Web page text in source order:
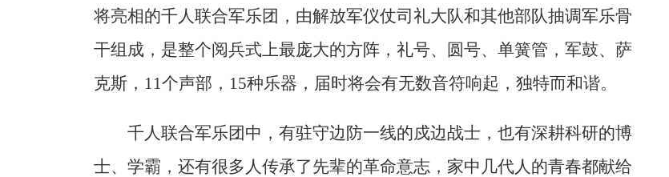
将亮相的千人联合军乐团，由解放军仪仗司礼大队和其他部队抽调军乐骨
干组成，是整个阅兵式上最庞大的方阵，礼号、圆号、单簧管，军鼓、萨
克斯，11个声部，15种乐器，届时将会有无数音符响起，独特而和谐。
千人联合军乐团中，有驻守边防一线的戍边战士，也有深耕科研的博
士、学霸，还有很多人传承了先辈的革命意志，家中几代人的青春都献给